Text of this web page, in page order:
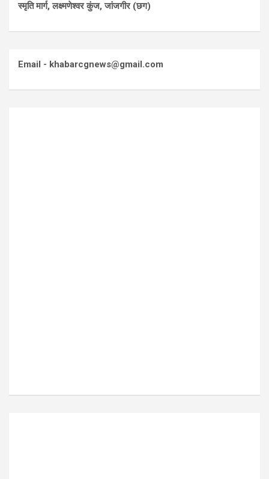
स्मृति मार्ग, लक्ष्मणेश्वर कुंज, जांजगीर (छग)
Email - khabarcgnews@gmail.com